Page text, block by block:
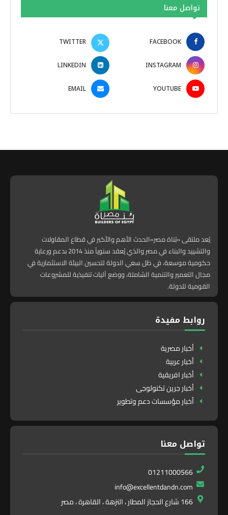
تواصل معنا
FACEBOOK
TWITTER
INSTAGRAM
LINKEDIN
YOUTUBE
EMAIL
يُعد ملتقى «بُناة مصر»الحدث الأهم والأكبر في قطاع المقاولات
والتشييد والبناء في مصر والذي يُعقد سنوياً منذ 2014 بدعم ورعاية
حكومية موسعة، في ظل سعي الدولة لتحسين البيئة الاستثمارية في
مجال التعمير والتنمية الشاملة، ووضع آليات تنفيذية للمشروعات
القومية للدولة.
روابط مفيدة
أخبار مصرية
أخبار عربية
أخبار افريقية
أخبار جرين تكنولوجى
أخبار مؤسسات دعم وتطوير
تواصل معنا
01211000566
info@excellentdandn.com
166 شارع الحجاز المطار ، النزهة ، القاهرة ، مصر